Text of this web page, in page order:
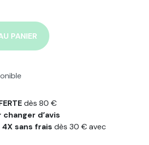
PANIER
dès 80 €
d’avis
4X sans fraisdès 30 € avec